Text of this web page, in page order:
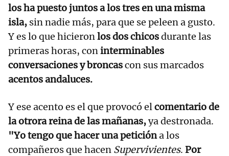
los ha puesto juntos a los tres en una misma
isla, sin nadie más, para que se peleen a gusto.
Y es lo que hicieronlos dos chicosdurante las
primeras horas, coninterminables
conversaciones y broncascon sus marcados
acentos andaluces.
Y ese acento es el que provocó elcomentario de
la otrora reina de las mañanas,ya destronada.
"Yo tengo que hacer una peticióna los
compañeros que hacen Supervivientes. Por